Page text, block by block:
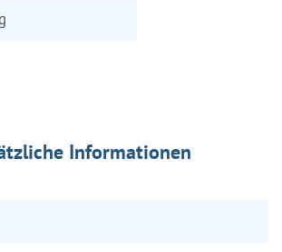
Informationen